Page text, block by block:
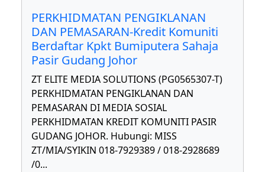
PERKHIDMATAN PENGIKLANAN
DAN PEMASARAN-Kredit Komuniti
Berdaftar Kpkt Bumiputera Sahaja
Pasir Gudang Johor
ZT ELITE MEDIA SOLUTIONS (PG0565307-T)
PERKHIDMATAN PENGIKLANAN DAN
PEMASARAN DI MEDIA SOSIAL
PERKHIDMATAN KREDIT KOMUNITI PASIR
GUDANG JOHOR. Hubungi: MISS
ZT/MIA/SYIKIN 018-7929389 / 018-2928689
/0...